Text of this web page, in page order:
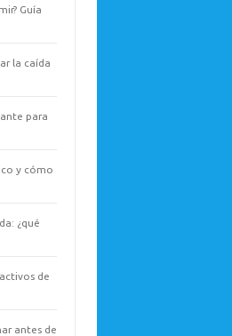
Guía
la caída
para
y cómo
¿qué
de
antes de